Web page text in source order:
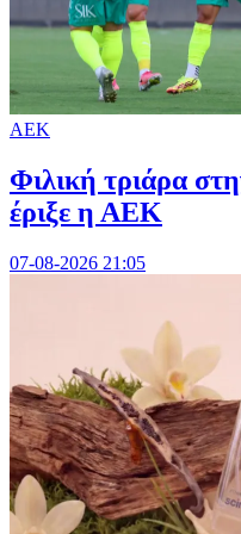
ΑΕΚ
Φιλική τριάρα
έριξε η ΑΕΚ
07-08-2026 21:05